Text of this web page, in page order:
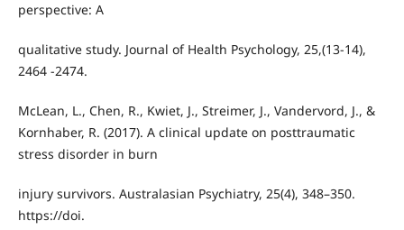
perspective: A
qualitative study. Journal of Health Psychology, 25,(13-14),
2464 -2474.
McLean, L., Chen, R., Kwiet, J., Streimer, J., Vandervord, J., &
Kornhaber, R. (2017). A clinical update on posttraumatic
stress disorder in burn
injury survivors. Australasian Psychiatry, 25(4), 348–350.
https://doi.